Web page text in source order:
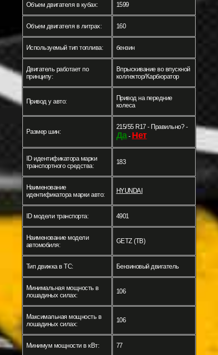
Объем двигателя в кубах: 1599
Объем двигателя в литрах: 160
Используемый тип топлива: бензин
Двигатель работает по
принципу:
Впрыскивание во впускной
коллектор/Карбюратор
Привод у авто:
Привод на передние
колеса
Размер шин:
215/55 R17 - Правильно? -
Да- Нет
ID идентификатора марки
транспортного средства:
183
Наименование
идентификатора марки авто:
HYUNDAI
ID модели транспорта: 4901
Наименование модели
автомобиля:
GETZ (TB)
Тип движка в ТС: Бензиновый двигатель
Минимальная мощность в
лошадиных силах:
106
Максимальная мощность в
лошадиных силах:
106
Минимум мощности в кВт: 77